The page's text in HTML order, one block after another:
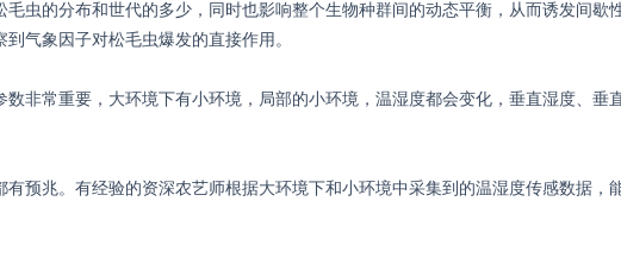
虫的分布和世代的多少，同时也影响整个生物种群间的动态平衡，从而诱发间歇
气象因子对松毛虫爆发的直接作用。
非常重要，大环境下有小环境，局部的小环境，温湿度都会变化，垂直湿度、垂
预兆。有经验的资深农艺师根据大环境下和小环境中采集到的温湿度传感数据，